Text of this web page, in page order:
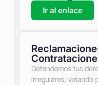
Ir al enlace
Defendemos tus
irregulares, velando